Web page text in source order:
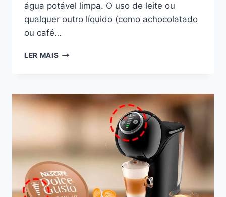
água potável limpa. O uso de leite ou
qualquer outro líquido (como achocolatado
ou café…
LER MAIS PODE
DOLCE
GUSTO?
ENTENDA